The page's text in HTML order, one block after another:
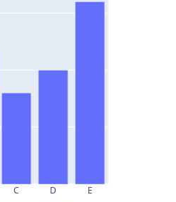
C D E